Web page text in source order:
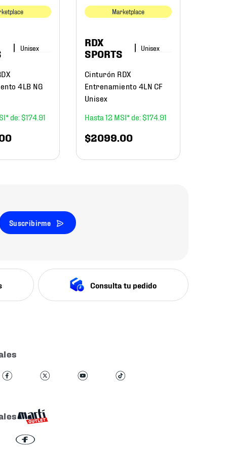
4LB NG
$174 91
Marketplace
RDX
SPORTS
Cinturón RDX
Entrenamiento 4LN CF
Unisex
12
$174. 91
$2099.00
Suscribirme
Consulta tu pedido